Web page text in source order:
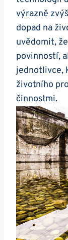
výrazně
dopad na
uvědomit,
povinností,
jednotlivce,
životního
činnostmi.